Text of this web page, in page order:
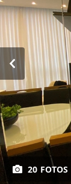
20 FOTOS